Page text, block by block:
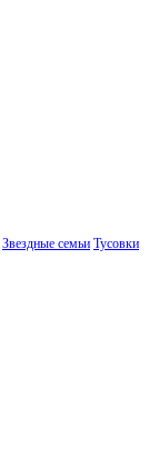
Звездные семьи Тусовки